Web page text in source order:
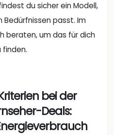
du sicher ein Modell,
Bedürfnissen passt. Im
beraten, um das für dich
bei der
Deals: